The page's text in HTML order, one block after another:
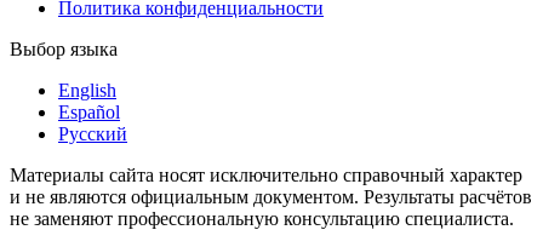
Политика конфиденциальности
Выбор языка
English
Español
Русский
Материалы сайта носят исключительно справочный характер
и не являются официальным документом. Результаты расчётов
не заменяют профессиональную консультацию специалиста.